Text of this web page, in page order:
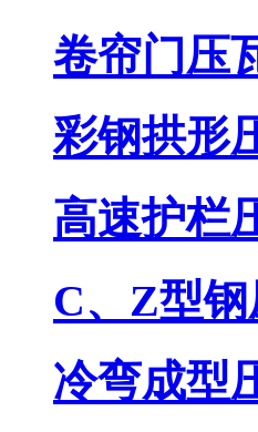
卷帘门压
彩钢拱形
高速护栏
C、Z型钢
冷弯成型